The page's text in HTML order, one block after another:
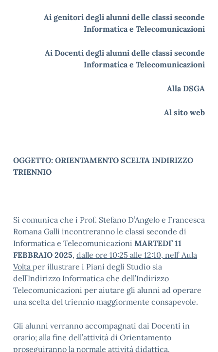
Ai genitori degli alunni delle classi seconde
Informatica e Telecomunicazioni
Ai Docenti degli alunni delle classi seconde
Informatica e Telecomunicazioni
Alla DSGA
Al sito web
OGGETTO: ORIENTAMENTO SCELTA INDIRIZZO
TRIENNIO
Si comunica che i Prof. Stefano D’Angelo e Francesca
Romana Galli incontreranno le classi seconde di
Informatica e Telecomunicazioni MARTEDI’ 11
FEBBRAIO 2025, dalle ore 10:25 alle 12:10, nell’ Aula
Volta per illustrare i Piani degli Studio sia
dell’Indirizzo Informatica che dell’Indirizzo
Telecomunicazioni per aiutare gli alunni ad operare
una scelta del triennio maggiormente consapevole.
Gli alunni verranno accompagnati dai Docenti in
orario; alla fine dell’attività di Orientamento
proseguiranno la normale attività didattica.